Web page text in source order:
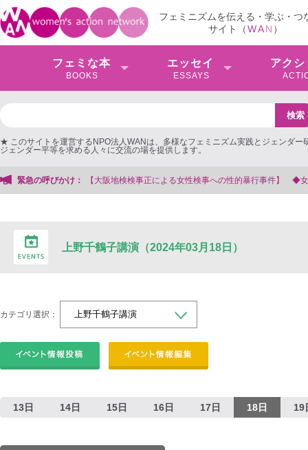
フェミニズムを伝える・学ぶ・つ
サイト（WAN ）
フェミな本
BOOKS
エッセイ
ESSAYS
アクシ
★ このサイトを運営するNPO法人WANは、多様なフェミニズム実践とジェンダー
ジェンダー平等を求める人々に交流の場を提供します。
緊急の呼びかけ：
地検検事正による女性検事への性的暴行事件】 ◆女性検事を支援する会事務局
上野千鶴子講演（2024年03月18日）
カテゴリ選択：
13日 14日 15日 16日 17日 18日 19